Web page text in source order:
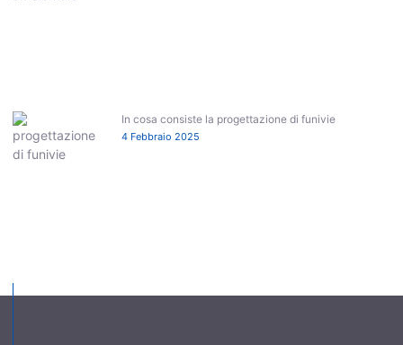
In cosa consiste la progettazione di funivie
4 Febbraio 2025